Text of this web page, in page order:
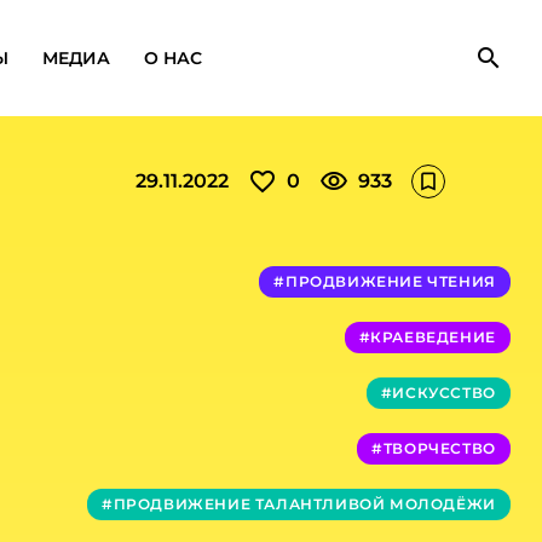
МЕДИА О НАС search
29.11.2022 favorite_outline 0 visibility 933 bookmark_outline
#ПРОДВИЖЕНИЕ ЧТЕНИЯ
#КРАЕВЕДЕНИЕ
#ИСКУССТВО
#ТВОРЧЕСТВО
#ПРОДВИЖЕНИЕ ТАЛАНТЛИВОЙ МОЛОДЁЖИ